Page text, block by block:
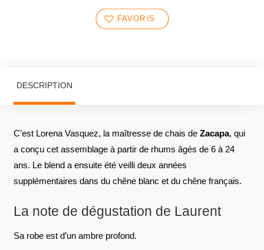
FAVORIS
DESCRIPTION
C’est Lorena Vasquez, la maîtresse de chais de Zacapa, qui
a conçu cet assemblage à partir de rhums âgés de 6 à 24
ans. Le blend a ensuite été veilli deux années
supplémentaires dans du chêne blanc et du chêne français.
La note de dégustation de Laurent
Sa robe est d’un ambre profond.